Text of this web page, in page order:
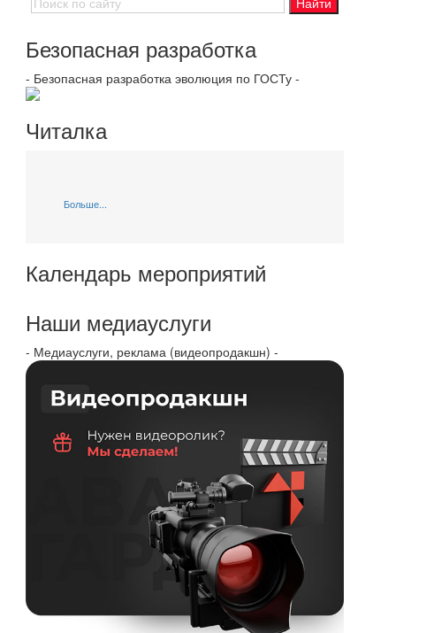
Безопасная разработка
- Безопасная разработка эволюция по ГОСТу -
Читалка
Больше...
Календарь мероприятий
Наши медиауслуги
- Медиауслуги, реклама (видеопродакшн) -